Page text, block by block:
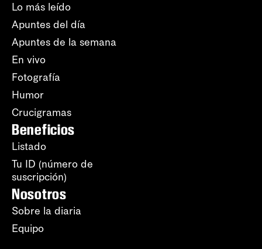
Lo más leído
Apuntes del día
Apuntes de la semana
En vivo
Fotografía
Humor
Crucigramas
Beneficios
Listado
Tu ID (número de
suscripción)
Nosotros
Sobre la diaria
Equipo